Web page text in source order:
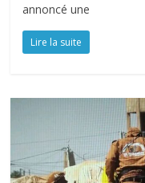
annoncé une
Lire la suite